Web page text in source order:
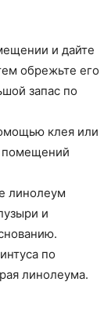
и дайте
обрежьте его
запас по
клея или
помещений
линолеум
и
по
линолеума.